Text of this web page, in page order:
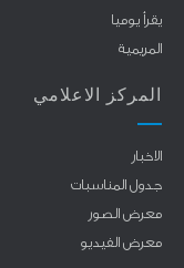
يقرأ يوميا
المريمية
المركز الاعلامي
الاخبار
جدول المناسبات
معرض الصور
معرض الفيديو